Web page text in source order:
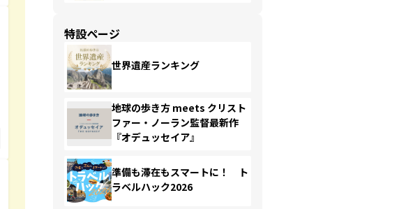
特設ページ
世界遺産ランキング
地球の歩き方 meets クリスト
ファー・ノーラン監督最新作
『オデュッセイア』
準備も滞在もスマートに！ ト
ラベルハック2026